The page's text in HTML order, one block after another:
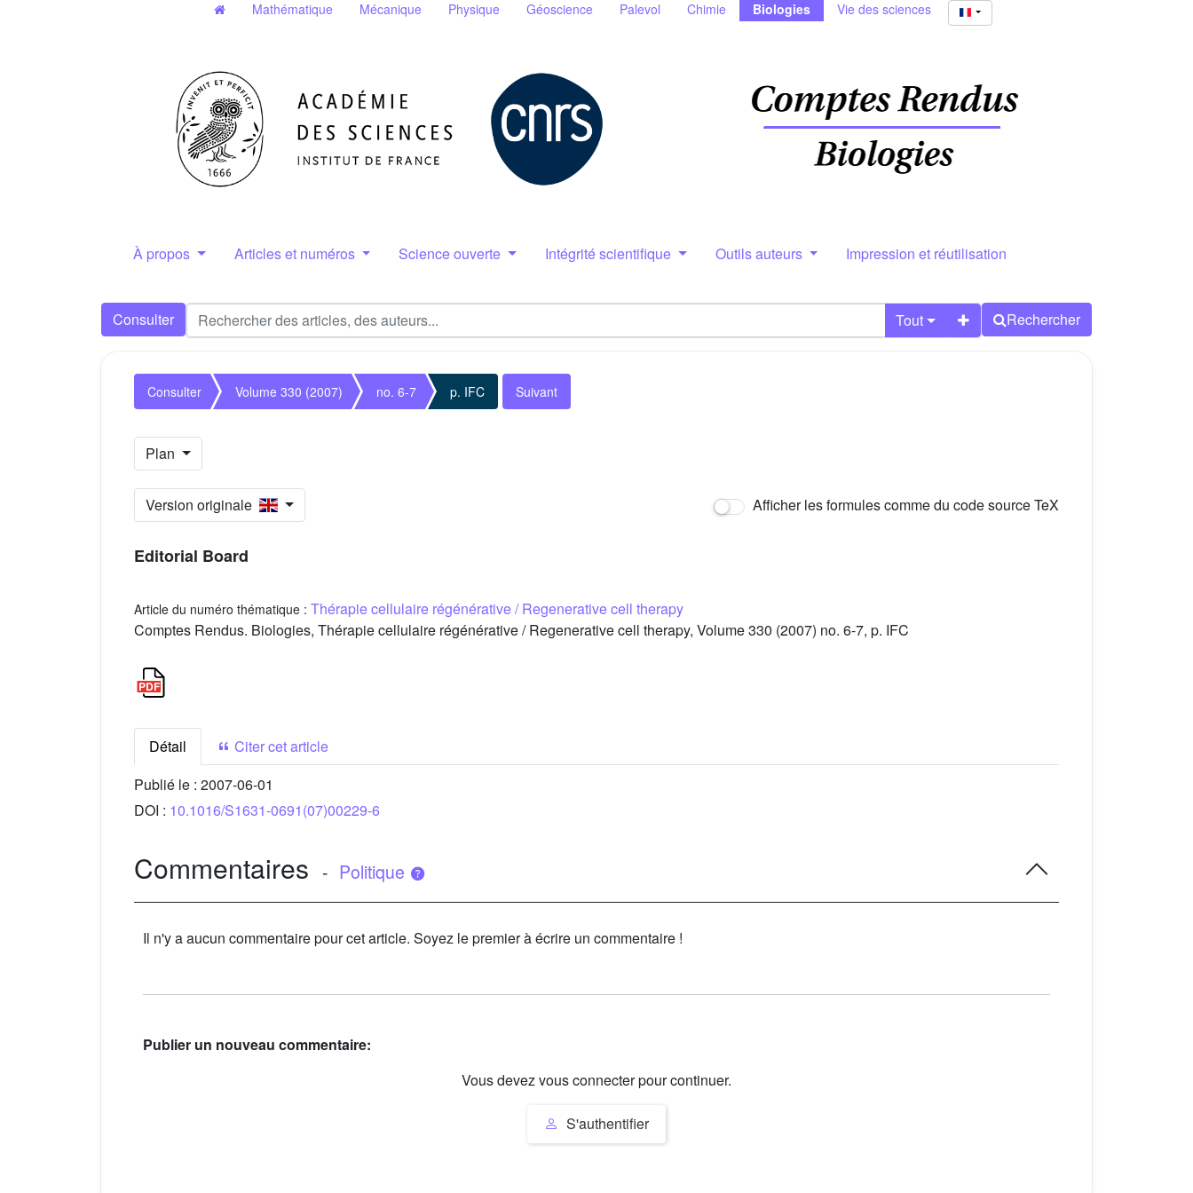
Mathématique Mécanique Physique Géoscience Palevol Chimie Biologies Vie des sciences
À propos Articles et numéros Science ouverte Intégrité scientifique Outils auteurs Impression et réutilisation
Consulter Tout Rechercher
Consulter Volume 330 (2007) no. 6-7 p. IFC Suivant
Plan
Version originale Afficher les formules comme du code source TeX
Editorial Board
Article du numéro thématique : Thérapie cellulaire régénérative / Regenerative cell therapy
Comptes Rendus. Biologies, Thérapie cellulaire régénérative / Regenerative cell therapy, Volume 330 (2007) no. 6-7, p. IFC
Détail
Citer cet article
Publié le : 2007-06-01
DOI : 10.1016/S1631-0691(07)00229-6
Commentaires - Politique
Il n'y a aucun commentaire pour cet article. Soyez le premier à écrire un commentaire !
Publier un nouveau commentaire:
Vous devez vous connecter pour continuer.
S'authentifier